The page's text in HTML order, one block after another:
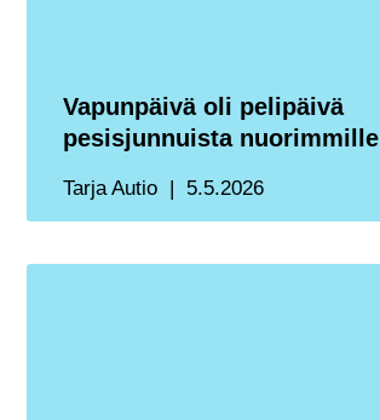
Vapunpäivä oli pelipäivä
pesisjunnuista nuorimmille
Tarja Autio 5.5.2026